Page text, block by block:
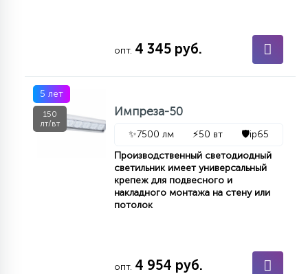
опт. 4 345 руб.
5 лет
150
лт/вт
Импреза-50
✨7500 лм ⚡50 вт 🛡️ip65
Производственный светодиодный
светильник имеет универсальный
крепеж для подвесного и
накладного монтажа на стену или
потолок
опт. 4 954 руб.